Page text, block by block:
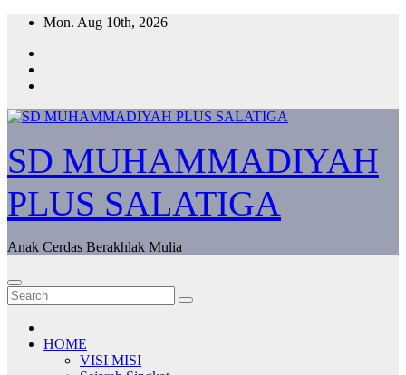
Skip
content
Mon. Aug 10th, 2026
SD MUHAMMADIYAH
PLUS SALATIGA
Anak Cerdas Berakhlak Mulia
HOME
VISI MISI